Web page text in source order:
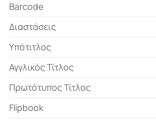
Barcode
Διαστάσεις
Υπότιτλος
Αγγλικός Τίτλος
Πρωτότυπος Τίτλος
Flipbook